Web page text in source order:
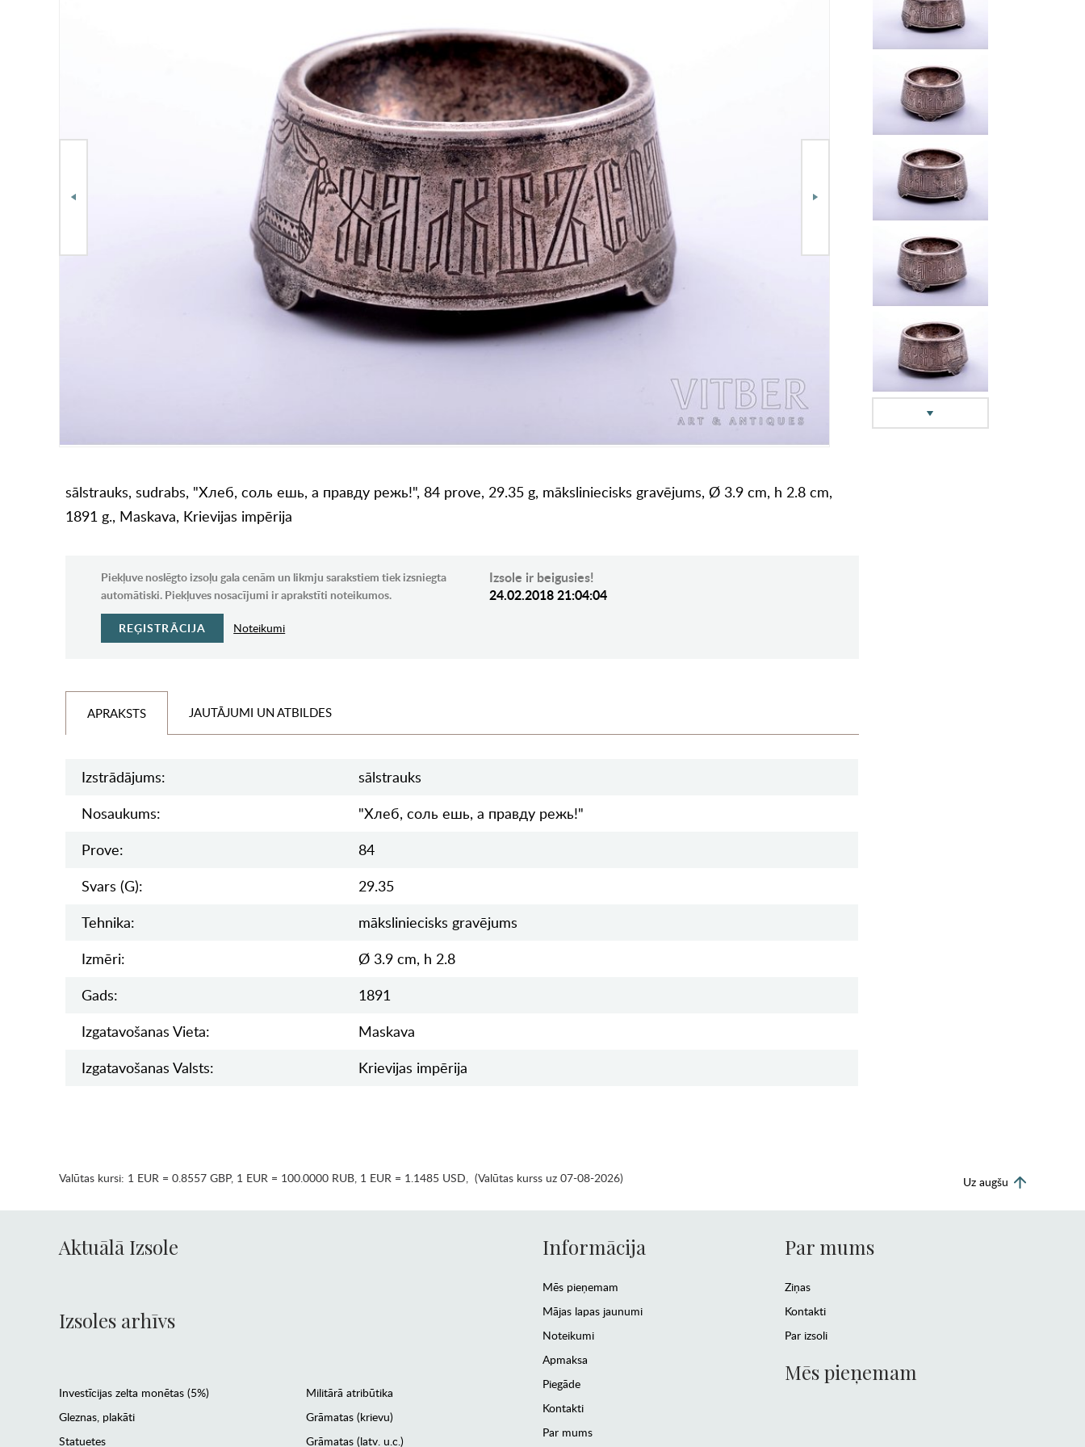
sālstrauks, sudrabs, "Хлеб, соль ешь, а правду режь!", 84 prove, 29.35 g, māksliniecisks gravējums, Ø 3.9 cm, h 2.8 cm,
1891 g., Maskava, Krievijas impērija
Piekļuve noslēgto izsoļu gala cenām un likmju sarakstiem tiek izsniegta
automātiski. Piekļuves nosacījumi ir aprakstīti noteikumos.
REĢISTRĀCIJA Noteikumi
Izsole ir beigusies!
24.02.2018 21:04:04
APRAKSTS JAUTĀJUMI UN ATBILDES
Izstrādājums:
sālstrauks
Nosaukums:
"Хлеб, соль ешь, а правду режь!"
Prove:
84
Svars (g):
29.35
Tehnika:
māksliniecisks gravējums
Izmēri:
Ø 3.9 cm, h 2.8
Gads:
1891
Izgatavošanas Vieta:
Maskava
Izgatavošanas Valsts:
Krievijas impērija
Valūtas kursi: 1 EUR = 0.8557 GBP, 1 EUR = 100.0000 RUB, 1 EUR = 1.1485 USD, (Valūtas kurss uz 07-08-2026) Uz augšu
Aktuālā Izsole
Izsoles arhīvs
Investīcijas zelta monētas (5%)
Gleznas, plakāti
Statuetes
Militārā atribūtika
Grāmatas (krievu)
Grāmatas (latv. u.c.)
Informācija
Mēs pieņemam
Mājas lapas jaunumi
Noteikumi
Apmaksa
Piegāde
Kontakti
Par mums
Par mums
Ziņas
Kontakti
Par izsoli
Mēs pieņemam